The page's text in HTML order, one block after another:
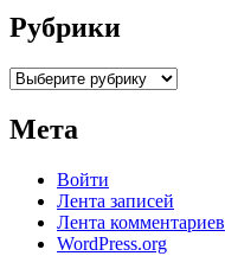
Рубрики
Рубрики
Мета
Войти
Лента записей
Лента комментариев
WordPress.org